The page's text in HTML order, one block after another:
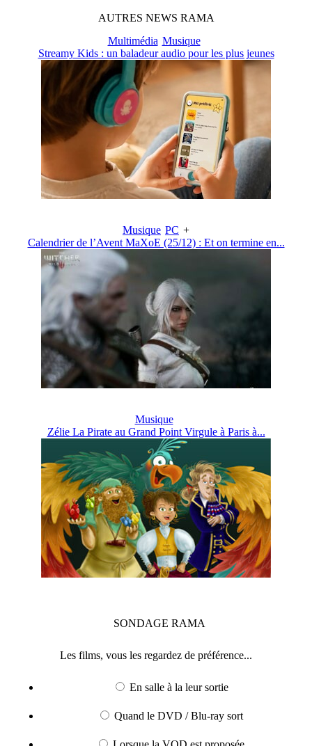
AUTRES NEWS RAMA
Multimédia Musique
Streamy Kids : un baladeur audio pour les plus jeunes
Musique PC +
Calendrier de l’Avent MaXoE (25/12) : Et on termine en...
Musique
Zélie La Pirate au Grand Point Virgule à Paris à...
SONDAGE RAMA
Les films, vous les regardez de préférence...
En salle à la leur sortie
Quand le DVD / Blu-ray sort